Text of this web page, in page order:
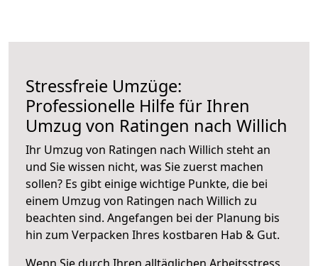
Stressfreie Umzüge:
Professionelle Hilfe für Ihren
Umzug von Ratingen nach Willich
Ihr Umzug von Ratingen nach Willich steht an
und Sie wissen nicht, was Sie zuerst machen
sollen? Es gibt einige wichtige Punkte, die bei
einem Umzug von Ratingen nach Willich zu
beachten sind. Angefangen bei der Planung bis
hin zum Verpacken Ihres kostbaren Hab & Gut.